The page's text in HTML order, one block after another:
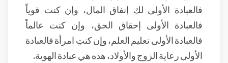
فالعبادة الأولى لك إنفاق المال، وإن كنت قوياً
فالعبادة الأولى إحقاق الحق، وإن كنت عالماً
فالعبادة الأولى تعليم العلم، وإن كنتِ امرأة فالعبادة
الأولى رعاية الزوج والأولاد، هذه هي عبادة الهوية.